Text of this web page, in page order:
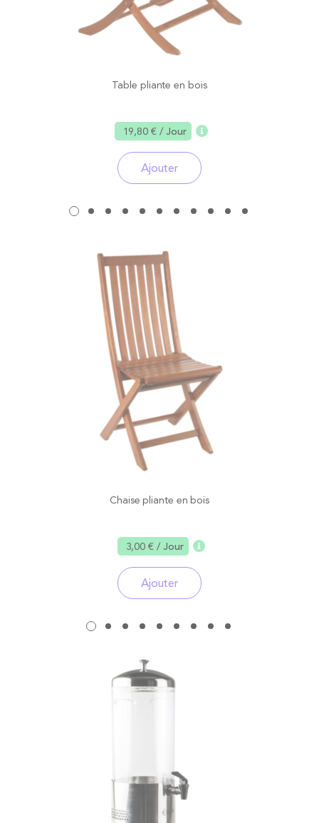
Table pliante en bois
19,80 €/ Jour
Ajouter
Chaise pliante en bois
3,00 €/ Jour
Ajouter